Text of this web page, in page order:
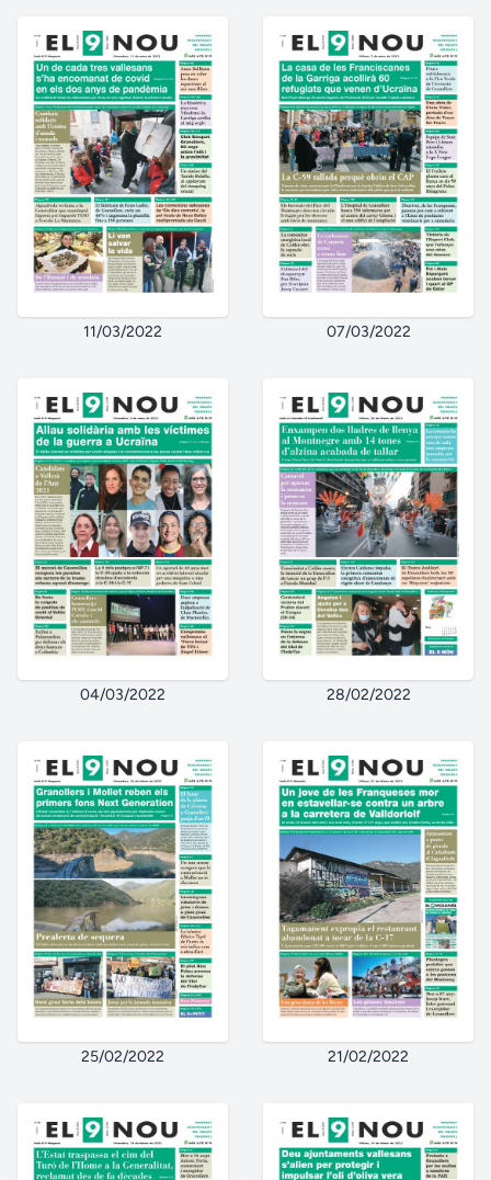
11/03/2022 07/03/2022
04/03/2022 28/02/2022
25/02/2022 21/02/2022